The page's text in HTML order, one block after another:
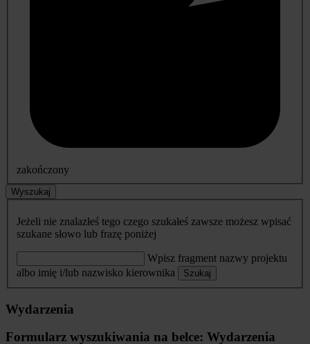
zakończony
Wyszukaj
Jeżeli nie znalazłeś tego czego szukałeś zawsze możesz wpisać
szukane słowo lub frazę poniżej
Wpisz fragment nazwy projektu
albo imię i/lub nazwisko kierownika
Szukaj
Wydarzenia
Formularz wyszukiwania na belce: Wydarzenia